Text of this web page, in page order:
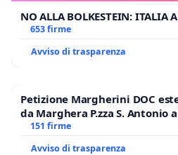
NO ALLA BOLKESTEIN: ITALIA
653 firme
Avviso di trasparenza
Petizione Margherini DOC
da Marghera P.zza S. Antonio
Polo tariffa a € 1,50
151 firme
Avviso di trasparenza